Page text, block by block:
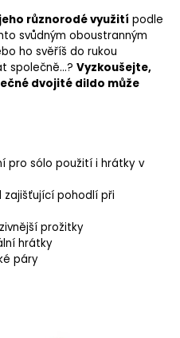
různorodé využití podle
svůdným oboustranným
ho svěříš do rukou
společně…? Vyzkoušejte,
dvojité dildo může
pro sólo použití i hrátky v
zajišťující pohodlí při
prožitky
hrátky
páry